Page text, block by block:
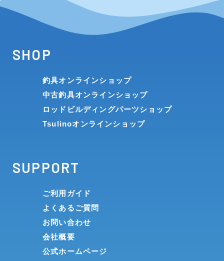
SHOP
釣具オンラインショップ
中古釣具オンラインショップ
ロッドビルディングパーツショップ
Tsulinoオンラインショップ
SUPPORT
ご利用ガイド
よくあるご質問
お問い合わせ
会社概要
公式ホームページ